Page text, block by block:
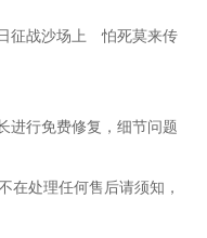
征战沙场上 怕死莫来传
进行免费修复，细节问题
在处理任何售后请须知，